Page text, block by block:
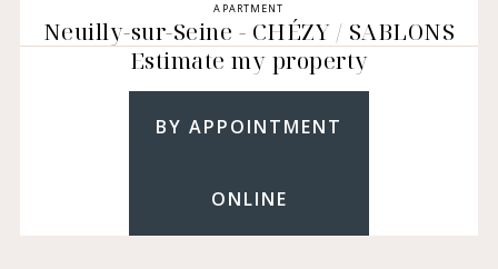
APARTMENT
Neuilly-sur-Seine - CHÉZY / SABLONS
Estimate my property
BY APPOINTMENT
ONLINE